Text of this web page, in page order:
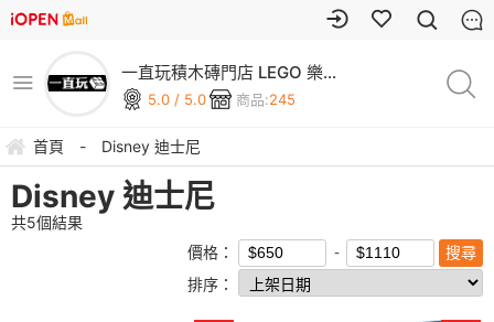
一直玩積木磚門店 LEGO 樂高
專賣5.0 / 5.0 商品:245
首頁 - Disney 迪士尼
Disney 迪士尼
共5個結果
價格：
排序：